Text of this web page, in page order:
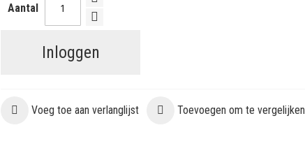
Aantal
Inloggen
Voeg toe aan verlanglijst Toevoegen om te vergelijken